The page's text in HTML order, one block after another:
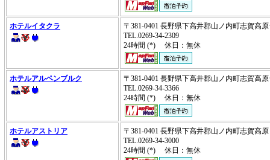
ホテルイタクラ
〒381-0401 長野県下高井郡山ノ内町志賀高
TEL.0269-34-2309
24時間 (*) 休日：無休
ホテルアルペンブルク
〒381-0401 長野県下高井郡山ノ内町志賀高
TEL.0269-34-3366
24時間 (*) 休日：無休
ホテルアストリア
〒381-0401 長野県下高井郡山ノ内町志賀高
TEL.0269-34-3000
24時間 (*) 休日：無休